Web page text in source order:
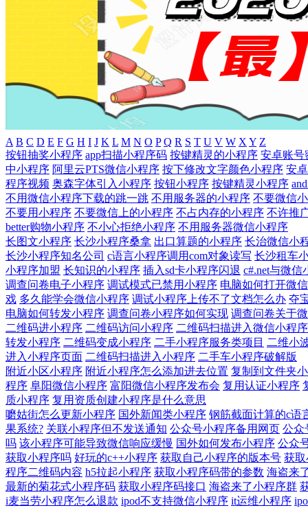
A B C D E F G H I J K L M N O P Q R S T U V W X Y Z
按钮抽奖小程序 app扫描小程序码 按键精灵的小程序 安卓账号
中小程序 阿里云PTS微信小程序 按下修改文字颜色小程序 安
程序视频 奥森字体引入小程序 按钮小程序 按键精灵小程序
不用微信小程序下载的跳一跳 不用服务器的小程序 不要微信
不要用小程序 不要微信上的小程序 不占内存的小程序 不许推
better购物小程序 不小心拒绝小程序 不用服务器微信小程序
长图文小程序 长沙小程序桑拿 出口算题的小程序 长治微信小
长沙小程序知名公司 c语言小程序调用com对象读写 长沙租车
小程序加盟 长知识的小程序 插入sd卡小程序闪退 c#.net与微信
调查问卷电子小程序 调试模式已禁用小程序 电脑如何打开微
戏 多久能学会微信小程序 调试小程序上传不了文档怎么办 夺
电脑如何转发小程序 调查问卷小程序如何实现 调查问卷关于
二维码进小程序 二维码访问小程序 二维码扫描进入微信小程序
转发小程序 二维码变成小程序 二手小程序服务类项目 二维小
进入小程序页面 二维码扫描进入小程序 二手车小程序破解版
附近小区小程序 附近小程序怎么添加进去位置 复制到文件夹
程序 阜阳微信小程序 富阳微信小程序发布会 复用认证小程序
质小程序 复用资质创建小程序是什么意思
嚰姑街怎么更新小程序 国外新闻类小程序 钢筋截面计算的c语
果系统? 关联小程序但不发送通知 公众号小程序备用网页 公众
吗 该小程序可能导致微信响应缓慢 国外如何发布小程序 公众
获取小程序吗 好玩的c++小程序 获取自己小程序的版本号 获
程序二维码内容 h5拉起小程序 获取小程序码带的参数 海盗来
最新的菊花式小程序码 获取小程序码接口 海盗来了小程序群
i麦当劳小程序怎么退款 ipod不支持微信小程序 it运维小程序